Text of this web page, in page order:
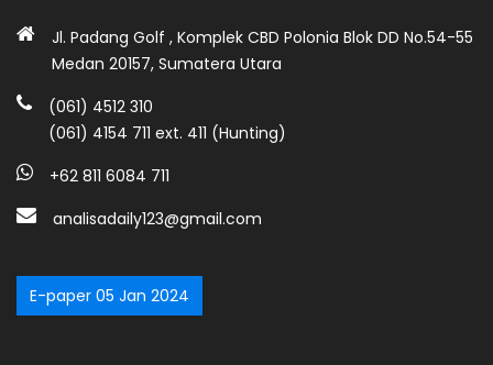
Jl. Padang Golf , Komplek CBD Polonia Blok DD No.54-55
Medan 20157, Sumatera Utara
(061) 4512 310
(061) 4154 711 ext. 411 (Hunting)
+62 811 6084 711
analisadaily123@gmail.com
E-paper 05 Jan 2024